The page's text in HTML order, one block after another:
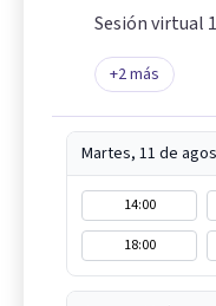
Sesión virtual
+2más
Martes, 11 de
14:00
18:00